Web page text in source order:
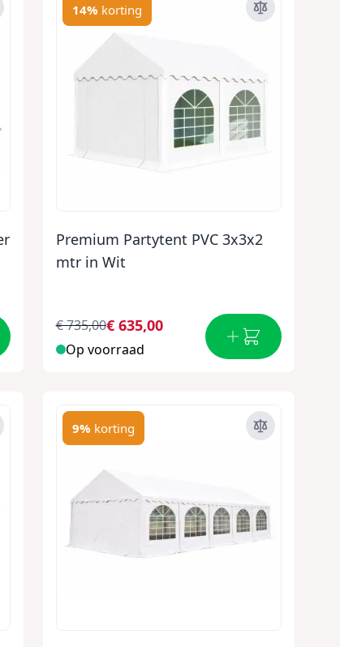
14% korting
Premium Partytent PVC 3x3x2
mtr in Wit
€ 635,00
€ 735,00
Op voorraad
9% korting